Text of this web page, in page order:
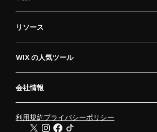
リソース
WIX の人気ツール
会社情報
利用規約プライバシーポリシー